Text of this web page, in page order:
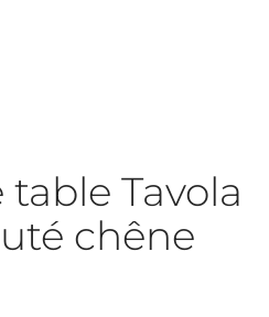
Tavola
chêne